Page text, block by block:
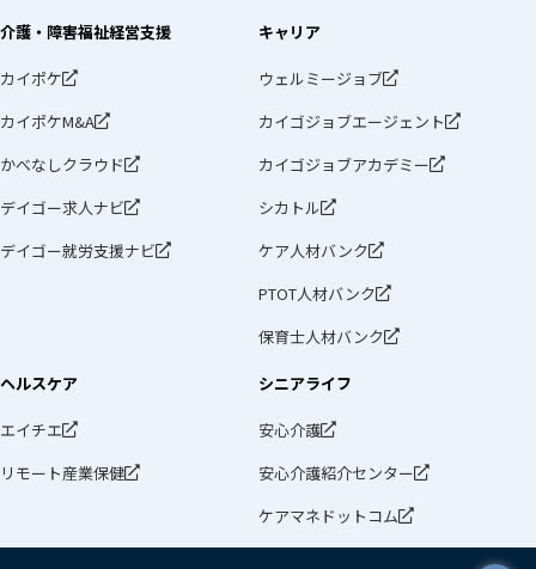
介護・障害福祉経営支援
カイポケ
カイポケM&A
かべなしクラウド
デイゴー求人ナビ
デイゴー就労支援ナビ
キャリア
ウェルミージョブ
カイゴジョブエージェント
カイゴジョブアカデミー
シカトル
ケア人材バンク
PTOT人材バンク
保育士人材バンク
ヘルスケア
エイチエ
リモート産業保健
シニアライフ
安心介護
安心介護紹介センター
ケアマネドットコム